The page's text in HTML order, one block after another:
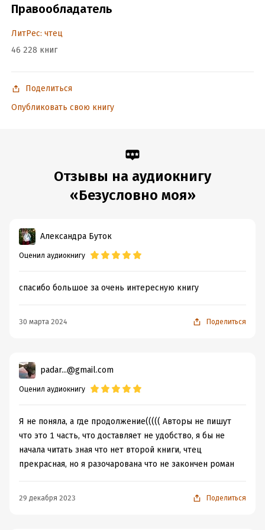
Правообладатель
ЛитРес: чтец
46 228 книг
Поделиться
Опубликовать свою книгу
Отзывы на аудиокнигу
«Безусловно моя»
Александра Буток
Оценил аудиокнигу
спасибо большое за очень интересную книгу
30 марта 2024 Поделиться
padar...@gmail.com
Оценил аудиокнигу
Я не поняла, а где продолжение((((( Авторы не пишут
что это 1 часть, что доставляет не удобство, я бы не
начала читать зная что нет второй книги, чтец
прекрасная, но я разочарована что не закончен роман
29 декабря 2023 Поделиться